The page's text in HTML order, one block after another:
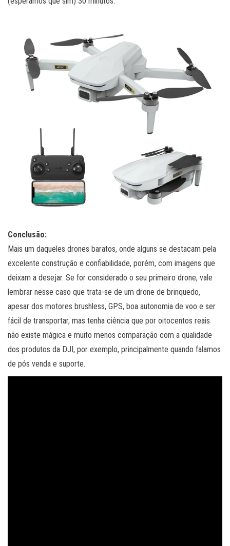
Conclusão:
Mais um daqueles drones baratos, onde alguns se destacam pela
excelente construção e confiabilidade, porém, com imagens que
deixam a desejar. Se for considerado o seu primeiro drone, vale
lembrar nesse caso que trata-se de um drone de brinquedo,
apesar dos motores brushless, GPS, boa autonomia de voo e ser
fácil de transportar, mas tenha ciência que por oitocentos reais
não existe mágica e muito menos comparação com a qualidade
dos produtos da DJI, por exemplo, principalmente quando falamos
de pós venda e suporte.